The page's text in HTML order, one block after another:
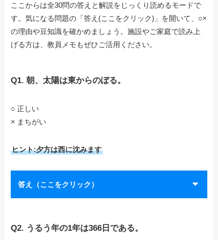
ここからは全30問の答えと解説をじっくり読めるモードで
す。気になる問題の「答え(ここをクリック)」を開いて、○×
の理由や豆知識を確かめましょう。施設やご家庭で読み上
げる方は、教員メモもぜひご活用ください。
Q1. 朝、太陽は東からのぼる。
○ 正しい
× まちがい
ヒント:夕方は西に沈みます
答え（ここをクリック）
Q2. うるう年の1年は366日である。